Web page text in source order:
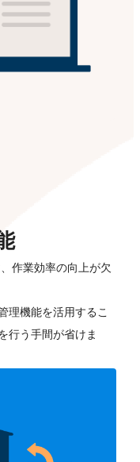
作業効率の向上が欠
理機能を活用するこ
行う手間が省けま